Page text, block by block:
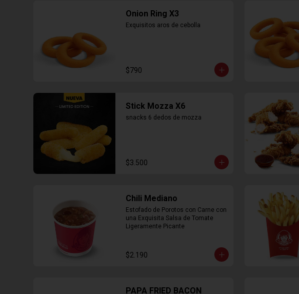
Onion Ring X3
Exquisitos aros de cebolla
$790
Stick Mozza X6
snacks 6 dedos de mozza
$3.500
Chili Mediano
Estofado de Porotos con Carne con
una Exquisita Salsa de Tomate
Ligeramente Picante
$2.190
PAPA FRIED BACON